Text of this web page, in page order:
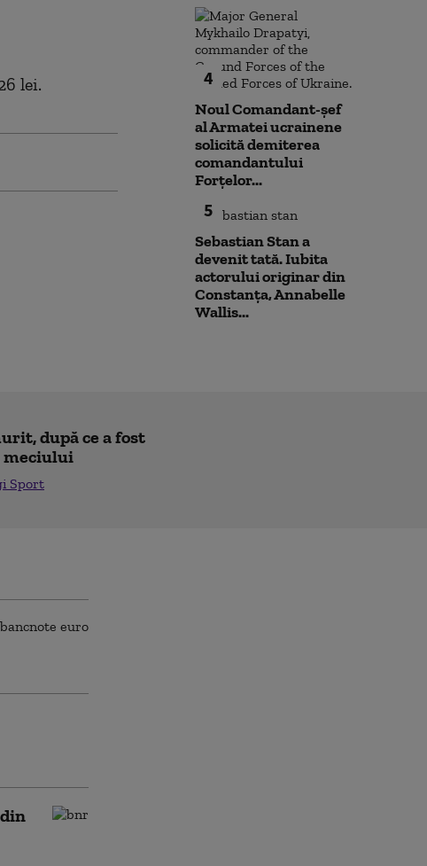
lei. 4
Noul Comandant-șef
al Armatei ucrainene
solicită demiterea
comandantului
Forțelor...
5
Sebastian Stan a
devenit tată. Iubita
actorului originar din
Constanța, Annabelle
Wallis...
după ce a fost
Sport